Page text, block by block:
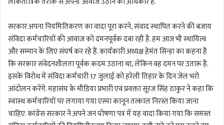
सरकार अपना नियमितिकरण का वादा पूरा करने, संवाद स्थापित करने की बजाय
संविदा कर्मचारियों की आवाज को दमनपूर्वक दबा रही है. हम आज भी स्थायित्व
और सम्मान के लिए संघर्ष कर रहे हैं. कार्यकारी अध्यक्ष हेमंत सिन्हा का कहना है
कि सरकार संवेदनशीलता पूर्वक कदम उठाना था, लेकिन वह दमन पर उतारू है.
इसके विरोध में संविदा कर्मचारी 17 जुलाई को हरेली तिहार के दिन जेल भरो
आंदोलन करेंगे. महासंघ के मीडिया प्रभारी एवं प्रवक्ता सूरज सिंह ठाकुर ने कहा कि
स्वास्थ कर्मचारियों पर लगाया गया एस्मा कानून तत्काल निरस्त किया जाना
चाहिए. कांग्रेस सरकार ने अपने जन घोषणा पत्र में यह वादा किया गया कि समस्त